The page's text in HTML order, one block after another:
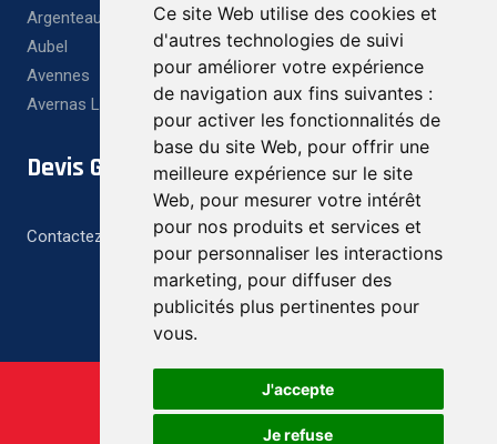
Ce site Web utilise des cookies et
d'autres technologies de suivi
pour améliorer votre expérience
de navigation aux fins suivantes :
pour activer les fonctionnalités de
base du site Web, pour offrir une
meilleure expérience sur le site
Web, pour mesurer votre intérêt
pour nos produits et services et
pour personnaliser les interactions
marketing, pour diffuser des
publicités plus pertinentes pour
vous.
J'accepte
Je refuse
Argenteau
Aubel
Avennes
Avernas Le Bauduin
Devis Gratuit
Contactez-nous pour un devis gratuit et personnalisé